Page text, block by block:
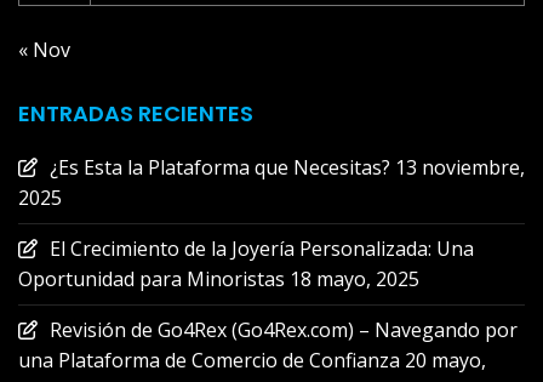
« Nov
ENTRADAS RECIENTES
¿Es Esta la Plataforma que Necesitas? 13 noviembre,
2025
El Crecimiento de la Joyería Personalizada: Una
Oportunidad para Minoristas 18 mayo, 2025
Revisión de Go4Rex (Go4Rex.com) – Navegando por
una Plataforma de Comercio de Confianza 20 mayo,